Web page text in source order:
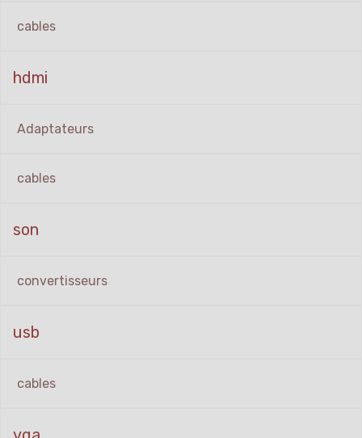
cables
hdmi
Adaptateurs
cables
son
convertisseurs
usb
cables